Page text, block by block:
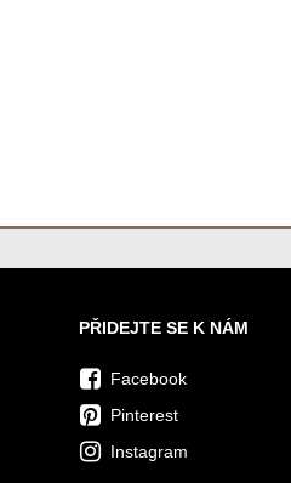
PŘIDEJTE SE K NÁM
Facebook
Pinterest
Instagram